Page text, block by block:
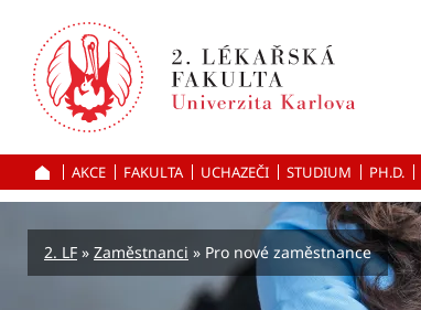
k hlavnímu
obsahu
ÚVOD
AKCE FAKULTA UCHAZEČI STUDIUM PH.D.
2. LF Zaměstnanci Pro nové zaměstnance